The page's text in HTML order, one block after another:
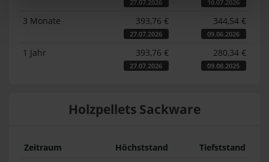
27.07.2026 10.07.2026
3 Monate 393,76 €
27.07.2026
344,54 €
09.06.2026
1 Jahr 393,76 €
27.07.2026
280,34 €
09.08.2025
Holzpellets Sackware
Zeitraum Höchststand
Tiefststand